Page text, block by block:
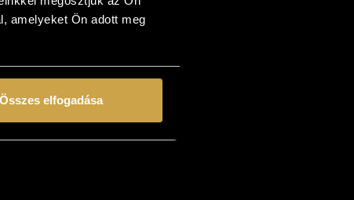
amelyeket Ön adott meg
Összes elfogadása